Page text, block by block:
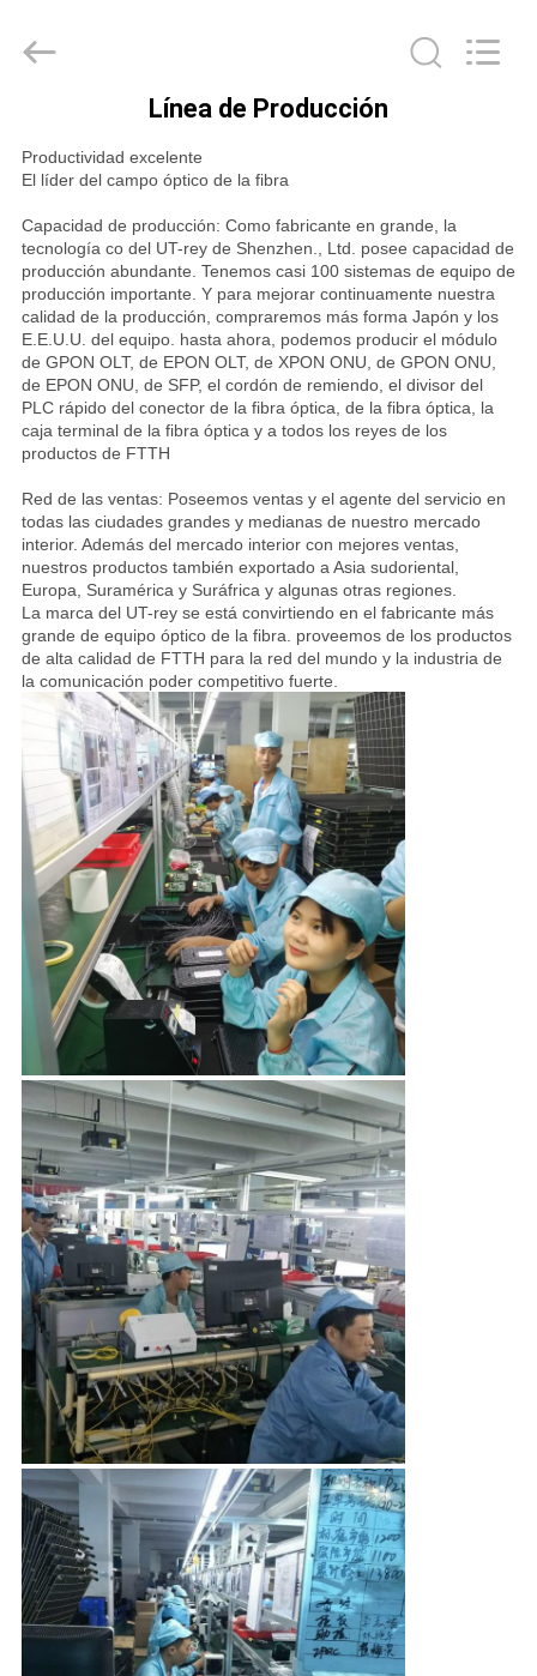
SOBRE
NOSOTROS
VIAJE
DE
FÁBRICA
CONTROL
DE
CALIDAD
ÉNTRENOS
EN
CONTACTO
CON
NOTICIAS
CASOS
Copyright
Rights
Reserved.
Línea de Producción
Productividad excelente
El líder del campo óptico de la fibra
Capacidad de producción: Como fabricante en grande, la
tecnología co del UT-rey de Shenzhen., Ltd. posee capacidad de
producción abundante. Tenemos casi 100 sistemas de equipo de
producción importante. Y para mejorar continuamente nuestra
calidad de la producción, compraremos más forma Japón y los
E.E.U.U. del equipo. hasta ahora, podemos producir el módulo
de GPON OLT, de EPON OLT, de XPON ONU, de GPON ONU,
de EPON ONU, de SFP, el cordón de remiendo, el divisor del
PLC rápido del conector de la fibra óptica, de la fibra óptica, la
caja terminal de la fibra óptica y a todos los reyes de los
productos de FTTH
Red de las ventas: Poseemos ventas y el agente del servicio en
todas las ciudades grandes y medianas de nuestro mercado
interior. Además del mercado interior con mejores ventas,
nuestros productos también exportado a Asia sudoriental,
Europa, Suramérica y Suráfrica y algunas otras regiones.
La marca del UT-rey se está convirtiendo en el fabricante más
grande de equipo óptico de la fibra. proveemos de los productos
de alta calidad de FTTH para la red del mundo y la industria de
la comunicación poder competitivo fuerte.